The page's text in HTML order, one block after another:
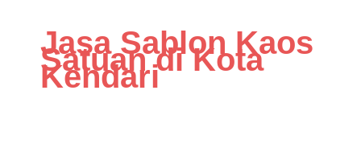
Jasa Sablon Kaos
Satuan di Kota
Kendari